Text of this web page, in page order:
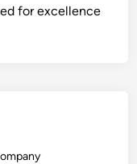
for excellence